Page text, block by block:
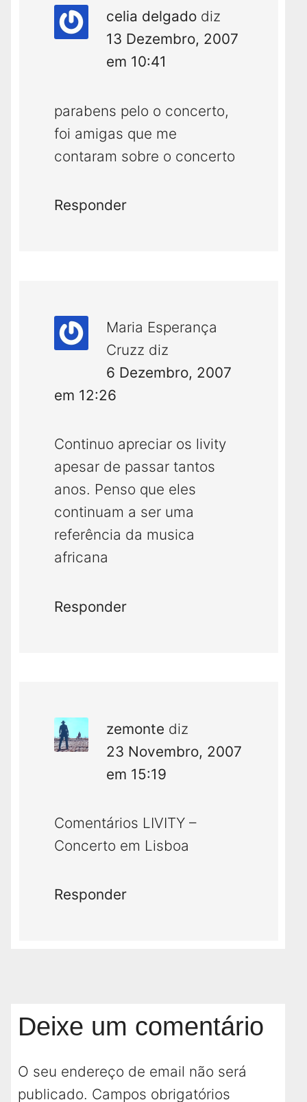
celia delgado diz
13 Dezembro, 2007
em 10:41
parabens pelo o concerto,
foi amigas que me
contaram sobre o concerto
Responder
Maria Esperança
Cruzz diz
6 Dezembro, 2007
em 12:26
Continuo apreciar os livity
apesar de passar tantos
anos. Penso que eles
continuam a ser uma
referência da musica
africana
Responder
zemonte diz
23 Novembro, 2007
em 15:19
Comentários LIVITY –
Concerto em Lisboa
Responder
Deixe um comentário
O seu endereço de email não será
publicado. Campos obrigatórios